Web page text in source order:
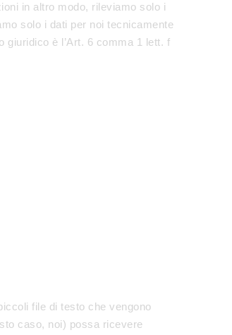
in altro modo, rileviamo solo i
solo i dati per noi tecnicamente
è l’Art. 6 comma 1 lett. f
file di testo che vengono
caso, noi) possa ricevere